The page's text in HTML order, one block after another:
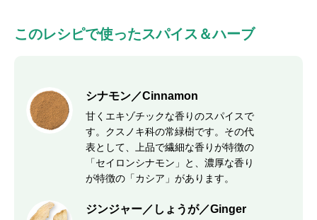
このレシピで使ったスパイス＆ハーブ
シナモン／Cinnamon
甘くエキゾチックな香りのスパイスで
す。クスノキ科の常緑樹です。その代
表として、上品で繊細な香りが特徴の
「セイロンシナモン」と、濃厚な香り
が特徴の「カシア」があります。
ジンジャー／しょうが／Ginger